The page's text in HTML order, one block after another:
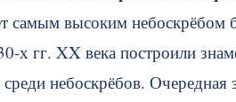
самым высоким
х гг. XX века построили
среди небоскрёбов.